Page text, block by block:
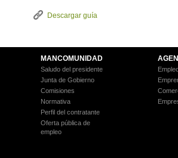
Descargar guía
MANCOMUNIDAD
Saludo del presidente
Junta de Gobierno
Comisiones
Normativa
Perfil del contratante
Oferta pública de
empleo